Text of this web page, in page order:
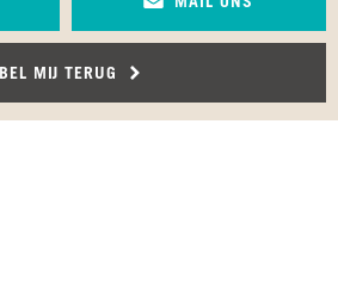
BEL MIJ TERUG